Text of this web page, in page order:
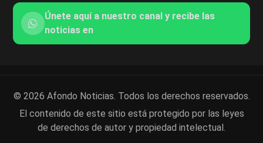
Únete aquí a nuestro canal y recibe las
noticias en
© 2026 Afondo Noticias. Todos los derechos reservados.
El contenido de este sitio está protegido por las leyes
de derechos de autor y propiedad intelectual.